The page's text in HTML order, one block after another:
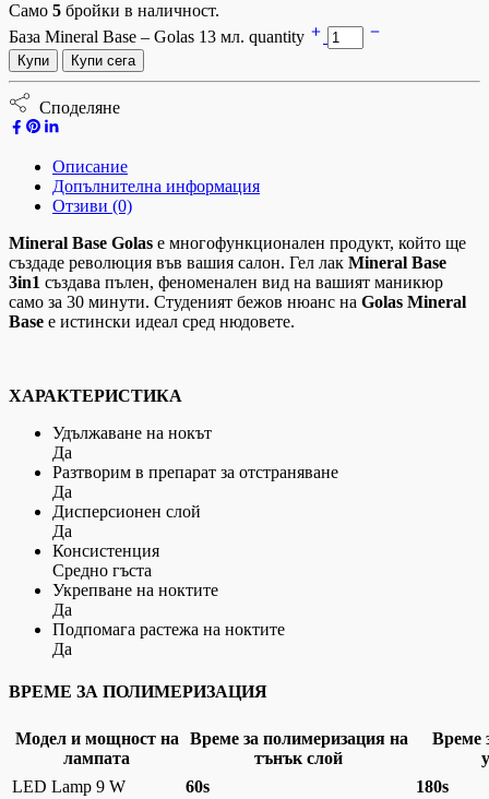
Само 5 бройки в наличност.
База Mineral Base – Golas 13 мл. quantity
Купи Купи сега
Споделяне
Описание
Допълнителна информация
Отзиви (0)
Mineral Base Golas е многофункционален продукт, който ще
създаде революция във вашия салон. Гел лак Mineral Base
3in1 създава пълен, феноменален вид на вашият маникюр
само за 30 минути. Студеният бежов нюанс на Golas Mineral
Base е истински идеал сред нюдовете.
ХАРАКТЕРИСТИКА
Удължаване на нокът
Да
Разтворим в препарат за отстраняване
Да
Дисперсионен слой
Да
Консистенция
Средно гъста
Укрепване на ноктите
Да
Подпомага растежа на ноктите
Да
ВРЕМЕ ЗА ПОЛИМЕРИЗАЦИЯ
Модел и мощност на
лампата
Време за полимеризация на
тънък слой
Време
LED Lamp 9 W
60s
180s